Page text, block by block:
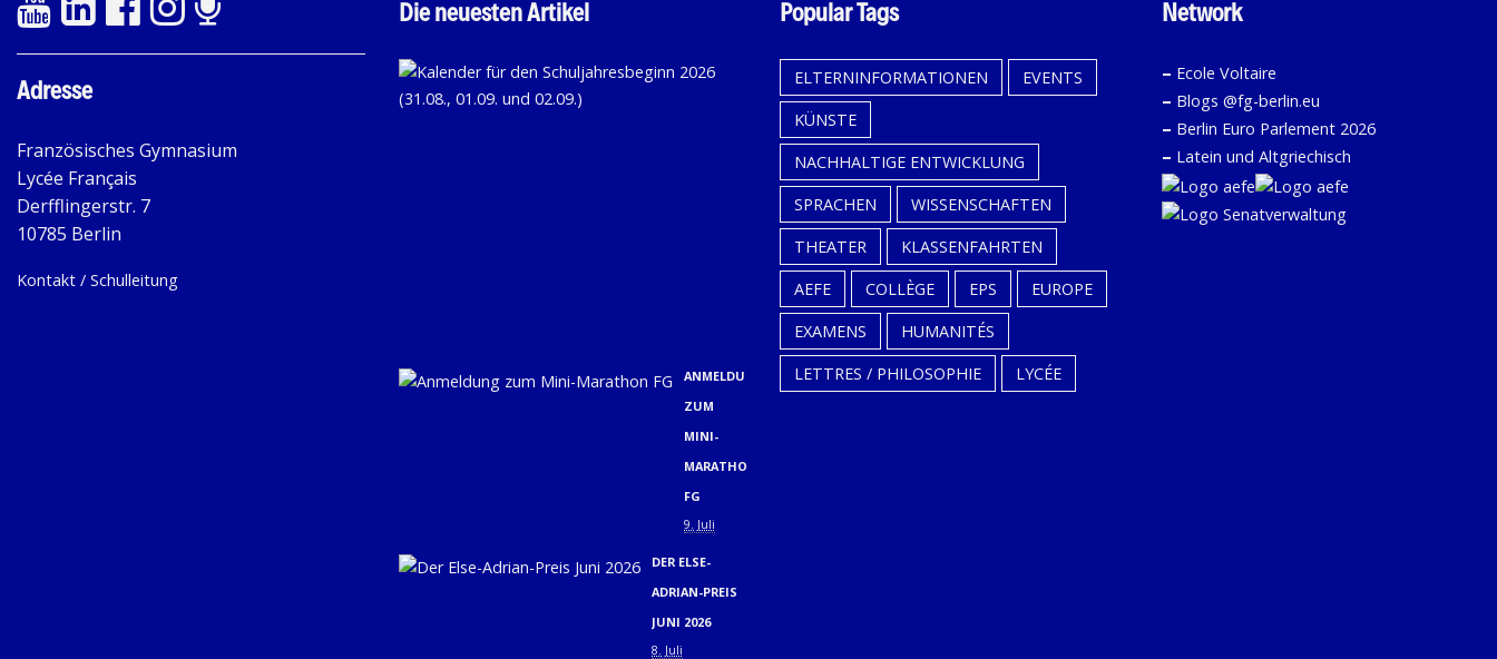
Adresse
Französisches Gymnasium
Lycée Français
Derfflingerstr. 7
10785 Berlin
Kontakt / Schulleitung
Die neuesten Artikel
KALENDER
SCHULJAHRESBEGINN
(31.08.,
02.09.)
ANMELDUNG
ZUM
MINI-
MARATHON
FG
9. Juli
DER ELSE-
ADRIAN-PREIS
JUNI 2026
8. Juli
Popular Tags
ELTERNINFORMATIONEN
EVENTS
KÜNSTE
NACHHALTIGE ENTWICKLUNG
SPRACHEN
WISSENSCHAFTEN
THEATER
KLASSENFAHRTEN
AEFE
COLLÈGE EPS
EUROPE
EXAMENS
HUMANITÉS
LETTRES / PHILOSOPHIE
LYCÉE
Network
– Ecole Voltaire
– Blogs @fg-berlin.eu
– Berlin Euro Parlement 2026
– Latein und Altgriechisch